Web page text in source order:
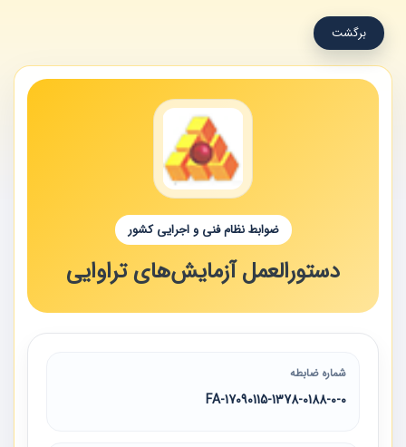
برگشت
ضوابط نظام فنی و اجرایی کشور
دستورالعمل آزمایش‌های تراوایی
شماره ضابطه
17090115-1378-0188-0-0-FA